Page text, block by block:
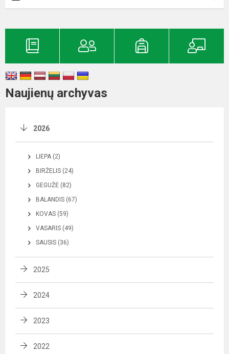
Naujienų archyvas
2026
LIEPA (2)
BIRŽELIS (24)
GEGUŽĖ (82)
BALANDIS (67)
KOVAS (59)
VASARIS (49)
SAUSIS (36)
2025
2024
2023
2022